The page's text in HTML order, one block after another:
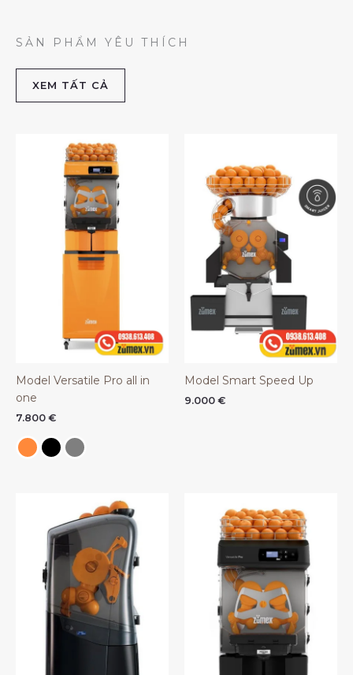
SẢN PHẨM YÊU THÍCH
XEM TẤT CẢ
Model Versatile Pro all in
one
7.800 €
Model Smart Speed Up
9.000 €